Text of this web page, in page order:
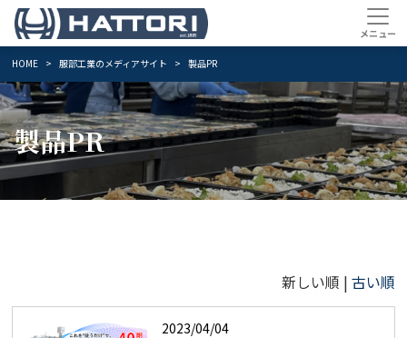
HOME 服部工業のメディアサイト 製品PR
製品PR
新しい順 | 古い順
2023/04/04